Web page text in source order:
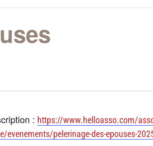
: https://www.helloasso.com/
evenements/pelerinage-des-epouses-